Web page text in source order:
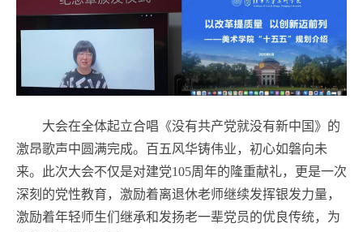
大会在全体起立合唱《没有共产党就没有新中国》的
激昂歌声中圆满完成。百五风华铸伟业，初心如磐向未
来。此次大会不仅是对建党105周年的隆重献礼，更是一次
深刻的党性教育，激励着离退休老师继续发挥银发力量，
激励着年轻师生们继承和发扬老一辈党员的优良传统，为